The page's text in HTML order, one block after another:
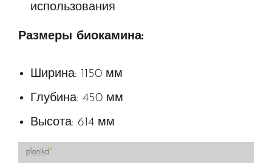
использования
Размеры биокамина:
Ширина: 1150 мм
Глубина: 450 мм
Высота: 614 мм